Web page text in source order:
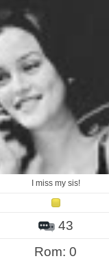
I miss my sis!
43
Rom: 0